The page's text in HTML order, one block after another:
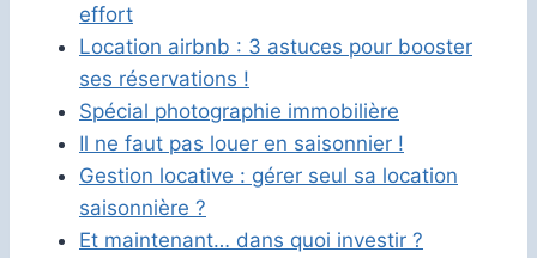
effort
Location airbnb : 3 astuces pour booster
ses réservations !
Spécial photographie immobilière
Il ne faut pas louer en saisonnier !
Gestion locative : gérer seul sa location
saisonnière ?
Et maintenant… dans quoi investir ?